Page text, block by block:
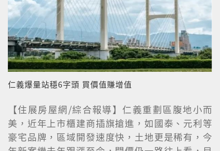
仁義爆量站穩6字頭 買價值賺增值
【住展房屋網/綜合報導】仁義重劃區腹地小而
美，近年上市櫃建商插旗搶進，如國泰、元利等
豪宅品牌，區域開發速度快，土地更是稀有，今